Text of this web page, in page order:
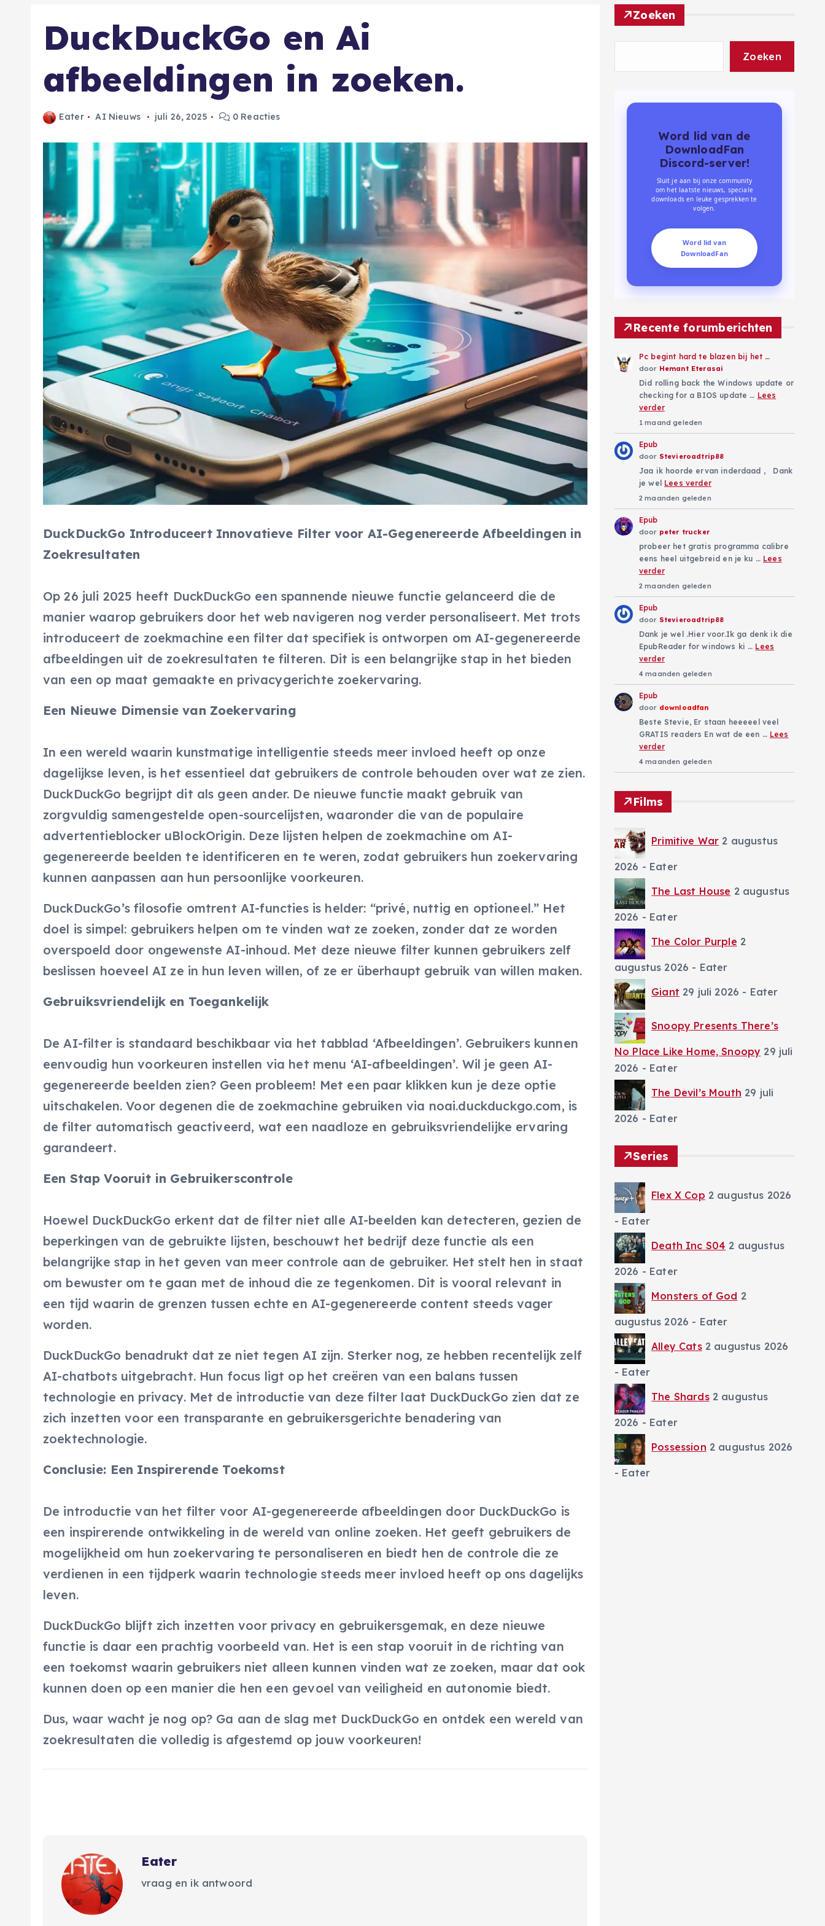
DuckDuckGo en Ai
afbeeldingen in zoeken.
Eater AI Nieuws juli 26, 2025 0 Reacties
DuckDuckGo Introduceert Innovatieve Filter voor AI-Gegenereerde Afbeeldingen in
Zoekresultaten
Op 26 juli 2025 heeft DuckDuckGo een spannende nieuwe functie gelanceerd die de
manier waarop gebruikers door het web navigeren nog verder personaliseert. Met trots
introduceert de zoekmachine een filter dat specifiek is ontworpen om AI-gegenereerde
afbeeldingen uit de zoekresultaten te filteren. Dit is een belangrijke stap in het bieden
van een op maat gemaakte en privacygerichte zoekervaring.
Een Nieuwe Dimensie van Zoekervaring
In een wereld waarin kunstmatige intelligentie steeds meer invloed heeft op onze
dagelijkse leven, is het essentieel dat gebruikers de controle behouden over wat ze zien.
DuckDuckGo begrijpt dit als geen ander. De nieuwe functie maakt gebruik van
zorgvuldig samengestelde open-sourcelijsten, waaronder die van de populaire
advertentieblocker uBlockOrigin. Deze lijsten helpen de zoekmachine om AI-
gegenereerde beelden te identificeren en te weren, zodat gebruikers hun zoekervaring
kunnen aanpassen aan hun persoonlijke voorkeuren.
DuckDuckGo’s filosofie omtrent AI-functies is helder: “privé, nuttig en optioneel.” Het
doel is simpel: gebruikers helpen om te vinden wat ze zoeken, zonder dat ze worden
overspoeld door ongewenste AI-inhoud. Met deze nieuwe filter kunnen gebruikers zelf
beslissen hoeveel AI ze in hun leven willen, of ze er überhaupt gebruik van willen maken.
Gebruiksvriendelijk en Toegankelijk
De AI-filter is standaard beschikbaar via het tabblad ‘Afbeeldingen’. Gebruikers kunnen
eenvoudig hun voorkeuren instellen via het menu ‘AI-afbeeldingen’. Wil je geen AI-
gegenereerde beelden zien? Geen probleem! Met een paar klikken kun je deze optie
uitschakelen. Voor degenen die de zoekmachine gebruiken via noai.duckduckgo.com, is
de filter automatisch geactiveerd, wat een naadloze en gebruiksvriendelijke ervaring
garandeert.
Een Stap Vooruit in Gebruikerscontrole
Hoewel DuckDuckGo erkent dat de filter niet alle AI-beelden kan detecteren, gezien de
beperkingen van de gebruikte lijsten, beschouwt het bedrijf deze functie als een
belangrijke stap in het geven van meer controle aan de gebruiker. Het stelt hen in staat
om bewuster om te gaan met de inhoud die ze tegenkomen. Dit is vooral relevant in
een tijd waarin de grenzen tussen echte en AI-gegenereerde content steeds vager
worden.
DuckDuckGo benadrukt dat ze niet tegen AI zijn. Sterker nog, ze hebben recentelijk zelf
AI-chatbots uitgebracht. Hun focus ligt op het creëren van een balans tussen
technologie en privacy. Met de introductie van deze filter laat DuckDuckGo zien dat ze
zich inzetten voor een transparante en gebruikersgerichte benadering van
zoektechnologie.
Conclusie: Een Inspirerende Toekomst
De introductie van het filter voor AI-gegenereerde afbeeldingen door DuckDuckGo is
een inspirerende ontwikkeling in de wereld van online zoeken. Het geeft gebruikers de
mogelijkheid om hun zoekervaring te personaliseren en biedt hen de controle die ze
verdienen in een tijdperk waarin technologie steeds meer invloed heeft op ons dagelijks
leven.
DuckDuckGo blijft zich inzetten voor privacy en gebruikersgemak, en deze nieuwe
functie is daar een prachtig voorbeeld van. Het is een stap vooruit in de richting van
een toekomst waarin gebruikers niet alleen kunnen vinden wat ze zoeken, maar dat ook
kunnen doen op een manier die hen een gevoel van veiligheid en autonomie biedt.
Dus, waar wacht je nog op? Ga aan de slag met DuckDuckGo en ontdek een wereld van
zoekresultaten die volledig is afgestemd op jouw voorkeuren!
Eater
vraag en ik antwoord
Zoeken
Zoeken
Word lid van de
DownloadFan
Discord-server!
Sluit je aan bij onze community
om het laatste nieuws, speciale
downloads en leuke gesprekken te
volgen.
Word lid van
DownloadFan
Recente forumberichten
Pc begint hard te blazen bij het …
door Hemant Eterasai
Did rolling back the Windows update or
checking for a BIOS update … Lees
verder
1 maand geleden
Epub
door Stevieroadtrip88
Jaa ik hoorde ervan inderdaad , Dank
je wel Lees verder
2 maanden geleden
Epub
door peter trucker
probeer het gratis programma calibre
eens heel uitgebreid en je ku … Lees
verder
2 maanden geleden
Epub
door Stevieroadtrip88
Dank je wel .Hier voor.Ik ga denk ik die
EpubReader for windows ki … Lees
verder
4 maanden geleden
Epub
door downloadfan
Beste Stevie, Er staan heeeeel veel
GRATIS readers En wat de een … Lees
verder
4 maanden geleden
Films
Primitive War 2 augustus
2026 - Eater
The Last House 2 augustus
2026 - Eater
The Color Purple 2
augustus 2026 - Eater
Giant 29 juli 2026 - Eater
Snoopy Presents There’s
No Place Like Home, Snoopy 29 juli
2026 - Eater
The Devil’s Mouth 29 juli
2026 - Eater
Series
Flex X Cop 2 augustus 2026
- Eater
Death Inc S04 2 augustus
2026 - Eater
Monsters of God 2
augustus 2026 - Eater
Alley Cats 2 augustus 2026
- Eater
The Shards 2 augustus
2026 - Eater
Possession 2 augustus 2026
- Eater